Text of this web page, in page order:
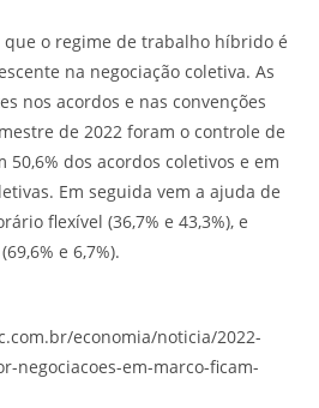
o regime de trabalho híbrido é
na negociação coletiva. As
nos acordos e nas convenções
de 2022 foram o controle de
50,6% dos acordos coletivos e em
Em seguida vem a ajuda de
flexível (36,7% e 43,3%), e
e 6,7%).
economia/noticia/2022-
negociacoes-em-marco-ficam-